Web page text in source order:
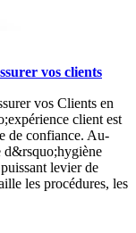
vos clients
vos Clients en
client est
de confiance. Au-
d&rsquo;hygiène
levier de
les procédures, les